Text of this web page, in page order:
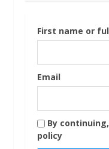
First name or
Email
By
policy